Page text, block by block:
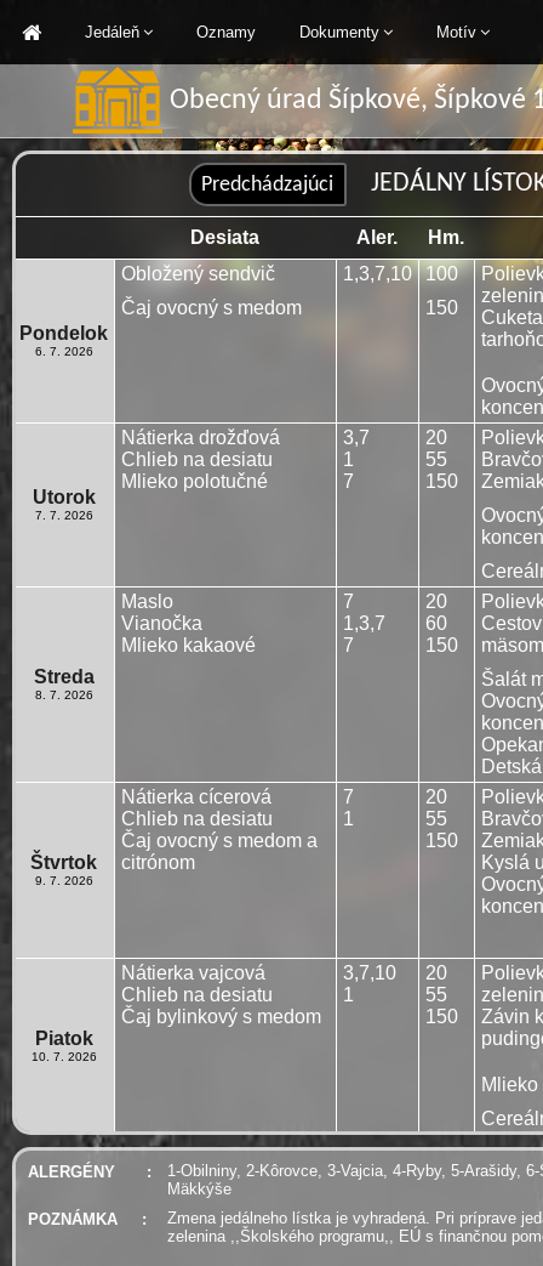
Jedáleň Oznamy Dokumenty Motív
Obecný úrad Šípkové, Šípkové
JEDÁLNY
Desiata Aler. Hm.
Pondelok
6. 7. 2026
Obložený sendvič
Čaj ovocný s medom
1,3,7,10
100
150
Utorok
7. 7. 2026
Nátierka drožďová
Chlieb na desiatu
Mlieko polotučné
3,7
1
7
20
55
150
Streda
8. 7. 2026
Maslo
Vianočka
Mlieko kakaové
7
1,3,7
7
20
60
150
Šalát
Štvrtok
9. 7. 2026
Nátierka cícerová
Chlieb na desiatu
Čaj ovocný s medom a
citrónom
7
1
20
55
150
Kyslá
Piatok
10. 7. 2026
Nátierka vajcová
Chlieb na desiatu
Čaj bylinkový s medom
3,7,10
1
20
55
150
Závin
ALERGÉNY :
1-Obilniny, 2-Kôrovce, 3-Vajcia, 4-Ryby, 5-Arašidy,
Mäkkýše
POZNÁMKA
:
Zmena jedálneho lístka je vyhradená. Pri príprave
zelenina ,,Školského programu,, EÚ s finančnou